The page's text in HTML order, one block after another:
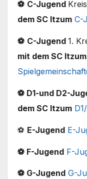
⚽ C-Jugend
dem SC Itzum C-
⚽ C-Jugend 1.
mit dem SC Itzum
⚽ D1-und D2-
dem SC Itzum
⚽ E-Jugend E-
⚽ F-Jugend F-
⚽ G-Jugend G-